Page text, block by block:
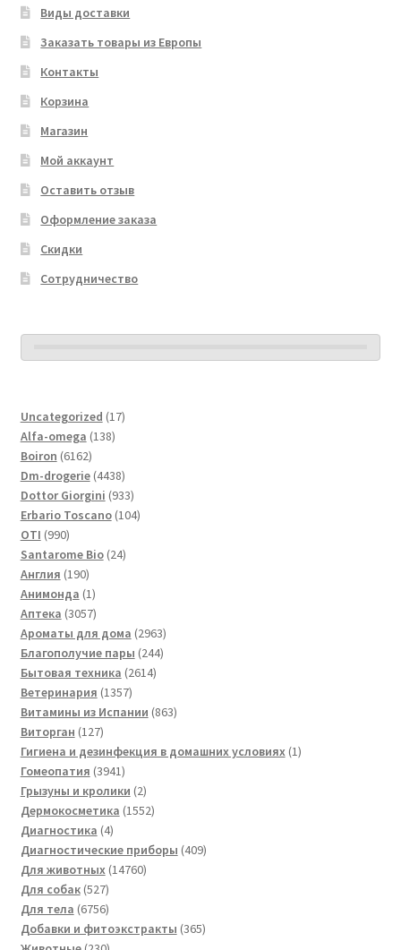
Виды доставки
Заказать товары из Европы
Контакты
Корзина
Магазин
Мой аккаунт
Оставить отзыв
Оформление заказа
Скидки
Сотрудничество
Uncategorized 1717
Alfa-omega 138138
Boiron 61626162
товара
Dm-drogerie 44384438
товаров
Dottor Giorgini 933933
товара
Erbario Toscano 104104
OTI 990990
товаров
Santarome Bio 2424
Англия 190190
товаров
Анимонда 11
товар
Аптека 30573057
товаров
Ароматы для дома 29632963
товара
Благополучие пары 244244
Бытовая техника 26142614
Ветеринария 13571357
товаров
Витамины из Испании 863863
Виторган 127127
товаров
Гигиена и дезинфекция в домашних условиях 11
Гомеопатия 39413941
товар
Грызуны и кролики 22
товара
Дермокосметика 15521552
Диагностика 44
товара
Диагностические приборы 409409
Для животных 1476014760
Для собак 527527
товаров
Для тела 67566756
товаров
Добавки и фитоэкстракты 365365